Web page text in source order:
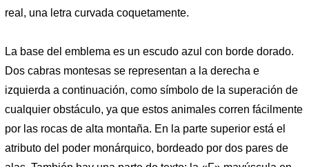
real, una letra curvada coquetamente.
La base del emblema es un escudo azul con borde dorado.
Dos cabras montesas se representan a la derecha e
izquierda a continuación, como símbolo de la superación de
cualquier obstáculo, ya que estos animales corren fácilmente
por las rocas de alta montaña. En la parte superior está el
atributo del poder monárquico, bordeado por dos pares de